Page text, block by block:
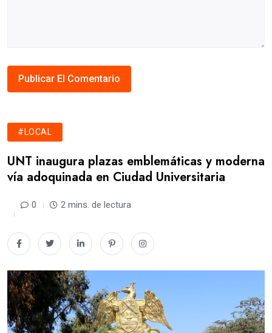
#LOCAL
UNT inaugura plazas emblemáticas y moderna
vía adoquinada en Ciudad Universitaria
0 2 mins. de lectura